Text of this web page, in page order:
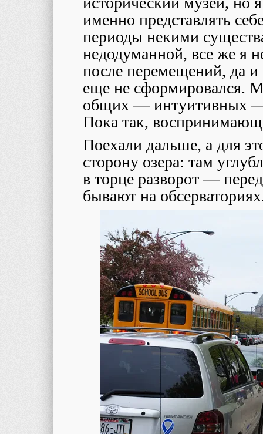
именно представлять
периоды некими
недодуманной, все же я
после перемещений, да
еще не сформировался.
общих ― интуитивных ―
Пока так,
Поехали дальше, а для
сторону озера: там
в торце разворот ―
бывают на